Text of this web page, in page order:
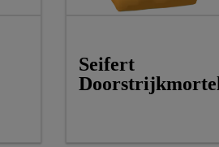
Seifert
Doorstrijkmortel